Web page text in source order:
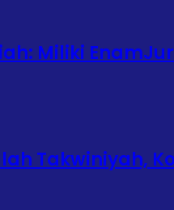
Miliki
Takwiniyah,